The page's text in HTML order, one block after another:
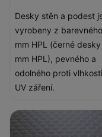
Desky stěn a podest
vyrobeny z
mm HPL (černé
mm HPL), pevného a
odolného proti
UV záření.